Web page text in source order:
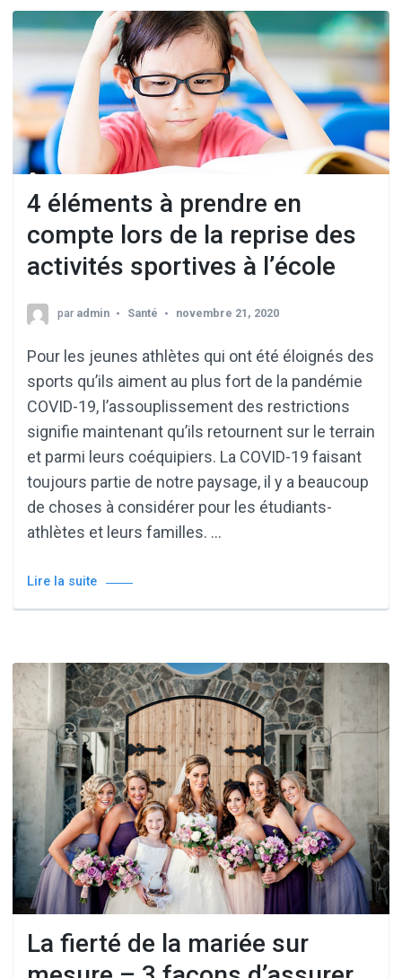
4 éléments à prendre en
compte lors de la reprise des
activités sportives à l’école
par admin Santé novembre 21, 2020
Pour les jeunes athlètes qui ont été éloignés des
sports qu’ils aiment au plus fort de la pandémie
COVID-19, l’assouplissement des restrictions
signifie maintenant qu’ils retournent sur le terrain
et parmi leurs coéquipiers. La COVID-19 faisant
toujours partie de notre paysage, il y a beaucoup
de choses à considérer pour les étudiants-
athlètes et leurs familles. …
Lire la suite
La fierté de la mariée sur